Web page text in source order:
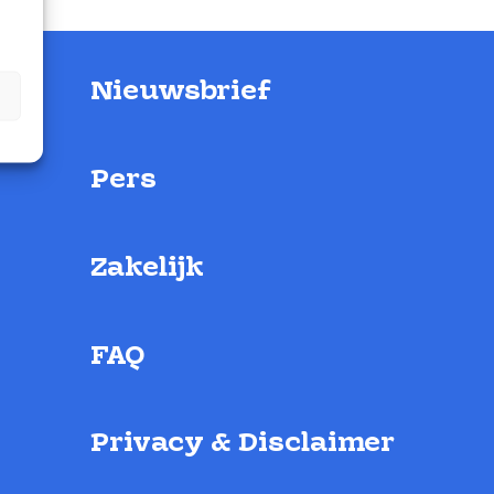
Nieuwsbrief
Pers
Zakelijk
FAQ
Privacy & Disclaimer